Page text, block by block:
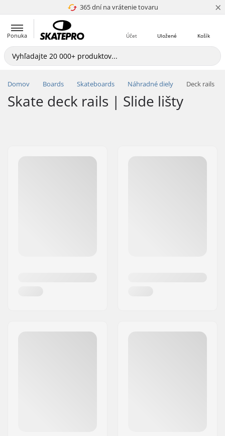
365 dní na vrátenie tovaru
4.8 z 5 ×
Ponuka Košík
Uložené
Účet
Domov Boards Skateboards Náhradné diely Deck rails
Skate deck rails | Slide lišty